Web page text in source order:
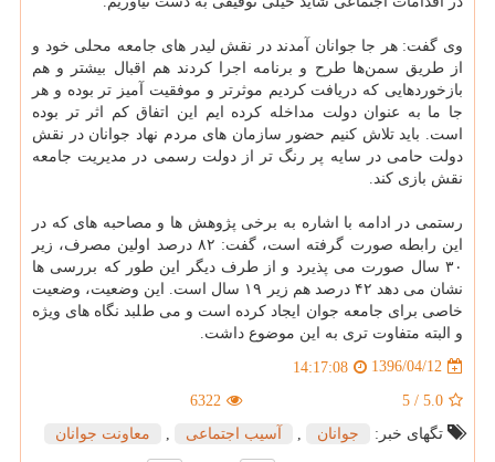
وی گفت: هر جا جوانان آمدند در نقش لیدر های جامعه محلی خود و
از طریق سمن‌ها طرح و برنامه اجرا كردند هم اقبال بیشتر و ‏هم
بازخوردهایی كه دریافت كردیم موثرتر و موفقیت آمیز تر بوده و هر
جا ما به عنوان دولت مداخله كرده ایم این اتفاق كم اثر ‏تر بوده
است. باید تلاش كنیم حضور سازمان های مردم نهاد جوانان در نقش
دولت حامی در سایه پر رنگ تر از دولت رسمی در ‏مدیریت جامعه
نقش بازی كند‎.
رستمی در ادامه با اشاره به برخی پژوهش ها و مصاحبه های كه در
این رابطه صورت گرفته است، گفت: ۸۲ درصد اولین ‏مصرف، زیر
۳۰ سال صورت می پذیرد و از طرف دیگر این طور كه بررسی ها
نشان می دهد ۴۲ درصد هم زیر ۱۹ سال است. ‏این وضعیت، وضعیت
خاصی برای جامعه جوان ایجاد كرده است و می طلبد نگاه های ویژه
و البته متفاوت تری به این موضوع ‏داشت‎.‎
1396/04/12
14:17:08
5.0
/
5
6322
تگهای خبر:
جوانان آسیب اجتماعی معاونت جوانان